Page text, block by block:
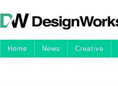
Home News Creative